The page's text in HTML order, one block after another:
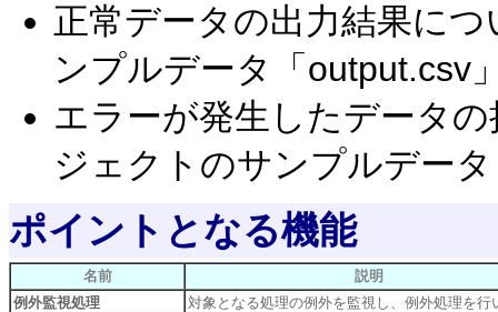
正常データの出力結果に
ンプルデータ「output.csv
エラーが発生したデータ
ジェクトのサンプルデー
ポイントとなる機能
名前
説明
例外監視処理
対象となる処理の例外を監視し、例外処理を行